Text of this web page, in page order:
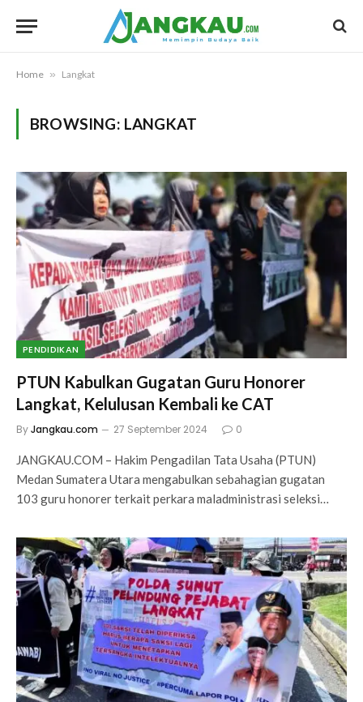
Home » Langkat
BROWSING: LANGKAT
PENDIDIKAN
PTUN Kabulkan Gugatan Guru Honorer
Langkat, Kelulusan Kembali ke CAT
ByJangkau.com 27 September 2024 0
JANGKAU.COM – Hakim Pengadilan Tata Usaha (PTUN)
Medan Sumatera Utara mengabulkan sebahagian gugatan
103 guru honorer terkait perkara maladministrasi seleksi…